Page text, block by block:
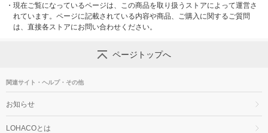
・ 現在ご覧になっているページは、この商品を取り扱うストアによって運営さ
れています。ページに記載されている内容や商品、ご購入に関するご質問
は、直接各ストアにお問い合わせください。
ページトップへ
関連サイト・ヘルプ・その他
お知らせ
LOHACOとは